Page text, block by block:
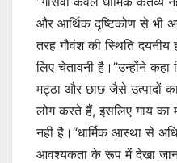
और आर्थिक दृष्टिकोण से
तरह गौवंश की स्थिति दयनीय
लिए चेतावनी है।”उन्होंने
मट्ठा और छाछ जैसे उत्पादों
लोग करते हैं, इसलिए गाय का
नहीं है।“धार्मिक आस्था से
आवश्यकता के रूप में देखा